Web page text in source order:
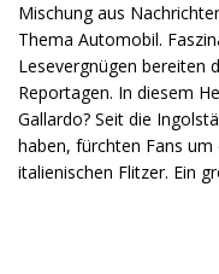
Mischung aus
Thema Automobil.
Lesevergnügen bereiten
Reportagen. In diesem
Gallardo? Seit die
haben, fürchten Fans
italienischen Flitzer. Ein